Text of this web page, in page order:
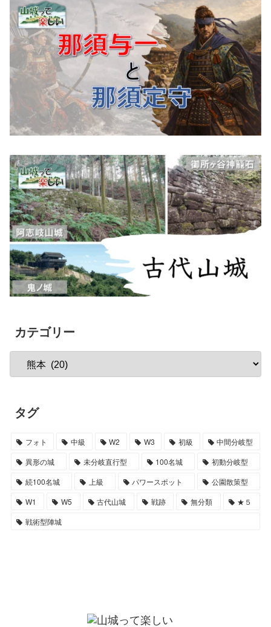
カテゴリー
タグ
フォト 中級 W2 W3 初級
中間分岐型
異形の城
未分岐直行型 100名城
初動分岐型
続100名城
上級 パワースポット
公園散策型
W1
W5 古代山城 戦跡 無分類
★５
戦術型陣城